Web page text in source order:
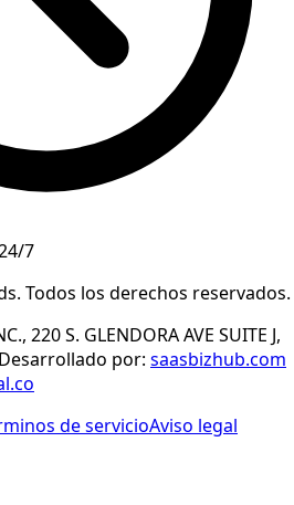
7
. Todos los derechos reservados.
220 S. GLENDORA AVE SUITE J,
Desarrollado por: saasbizhub.com
de servicioAviso legal